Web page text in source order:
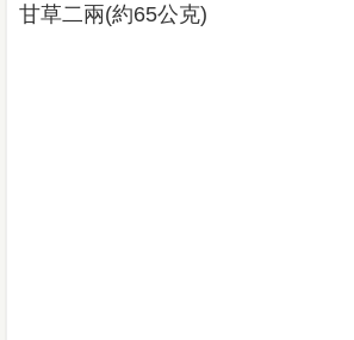
甘草二兩(約65公克)